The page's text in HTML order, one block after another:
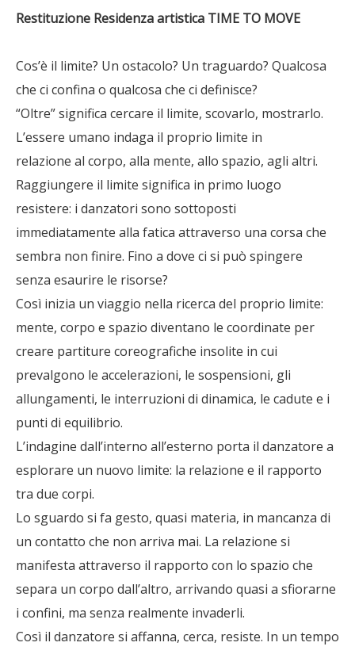
Restituzione Residenza artistica TIME TO MOVE
Cos’è il limite? Un ostacolo? Un traguardo? Qualcosa
che ci confina o qualcosa che ci definisce?
“Oltre” significa cercare il limite, scovarlo, mostrarlo.
L’essere umano indaga il proprio limite in
relazione al corpo, alla mente, allo spazio, agli altri.
Raggiungere il limite significa in primo luogo
resistere: i danzatori sono sottoposti
immediatamente alla fatica attraverso una corsa che
sembra non finire. Fino a dove ci si può spingere
senza esaurire le risorse?
Così inizia un viaggio nella ricerca del proprio limite:
mente, corpo e spazio diventano le coordinate per
creare partiture coreografiche insolite in cui
prevalgono le accelerazioni, le sospensioni, gli
allungamenti, le interruzioni di dinamica, le cadute e i
punti di equilibrio.
L’indagine dall’interno all’esterno porta il danzatore a
esplorare un nuovo limite: la relazione e il rapporto
tra due corpi.
Lo sguardo si fa gesto, quasi materia, in mancanza di
un contatto che non arriva mai. La relazione si
manifesta attraverso il rapporto con lo spazio che
separa un corpo dall’altro, arrivando quasi a sfiorarne
i confini, ma senza realmente invaderli.
Così il danzatore si affanna, cerca, resiste. In un tempo